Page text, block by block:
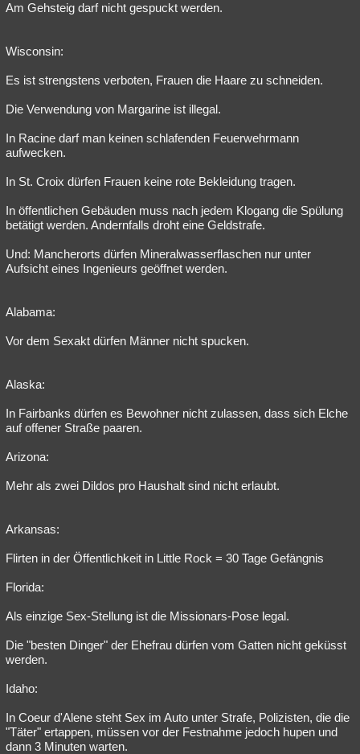
Am Gehsteig darf nicht gespuckt werden.
Wisconsin:
Es ist strengstens verboten, Frauen die Haare zu schneiden.
Die Verwendung von Margarine ist illegal.
In Racine darf man keinen schlafenden Feuerwehrmann
aufwecken.
In St. Croix dürfen Frauen keine rote Bekleidung tragen.
In öffentlichen Gebäuden muss nach jedem Klogang die Spülung
betätigt werden. Andernfalls droht eine Geldstrafe.
Und: Mancherorts dürfen Mineralwasserflaschen nur unter
Aufsicht eines Ingenieurs geöffnet werden.
Alabama:
Vor dem Sexakt dürfen Männer nicht spucken.
Alaska:
In Fairbanks dürfen es Bewohner nicht zulassen, dass sich Elche
auf offener Straße paaren.
Arizona:
Mehr als zwei Dildos pro Haushalt sind nicht erlaubt.
Arkansas:
Flirten in der Öffentlichkeit in Little Rock = 30 Tage Gefängnis
Florida:
Als einzige Sex-Stellung ist die Missionars-Pose legal.
Die "besten Dinger" der Ehefrau dürfen vom Gatten nicht geküsst
werden.
Idaho:
In Coeur d'Alene steht Sex im Auto unter Strafe, Polizisten, die die
"Täter" ertappen, müssen vor der Festnahme jedoch hupen und
dann 3 Minuten warten.